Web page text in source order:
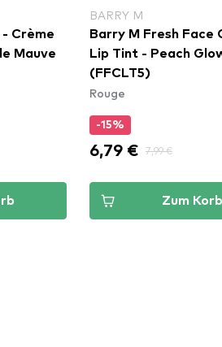
Crème
Mauve
BARRY M
Barry M Fresh Face
Lip Tint - Peach
(FFCLT5)
Rouge
-15%
6,79 € 7,99 €
Zum Korb